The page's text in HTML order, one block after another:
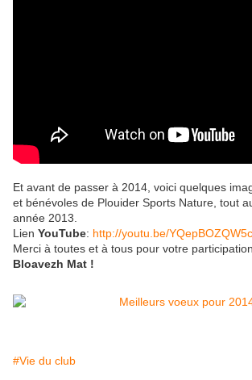
Et avant de passer à 2014, voici quelques
et bénévoles de Plouider Sports Nature, tout
année 2013.
Lien YouTube: http://youtu.be/YQepBOZQW5c
Merci à toutes et à tous pour votre
Bloavezh Mat !
#Vie du club